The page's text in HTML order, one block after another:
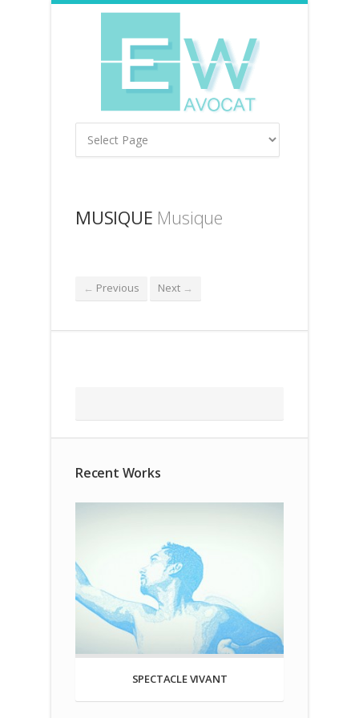
MUSIQUE Musique
← Previous Next →
Recent Works
SPECTACLE VIVANT